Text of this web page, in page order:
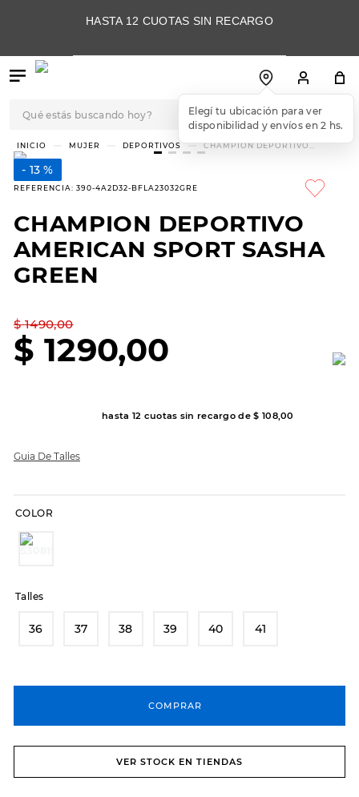
HASTA 12 CUOTAS SIN RECARGO
Elegí tu ubicación para ver
disponibilidad y envíos en 2 hs.
MUJER DEPORTIVOS
CHAMPION DEPORTIVO
AMERICAN SPORT SASHA
13 %
REFERENCIA: 390-4A2D32-BFLA23032GRE
CHAMPION DEPORTIVO
AMERICAN SPORT SASHA
GREEN
$ 1490,00
$ 1290,00
hasta 12 cuotas sin recargo de$ 108,00
Guia De Talles
COLOR
Talles
36 37 38 39 40 41
COMPRAR
VER STOCK EN TIENDAS
TÉRMINOS MÁS
BUSCADOS
1.
3.
skechers slip-ins